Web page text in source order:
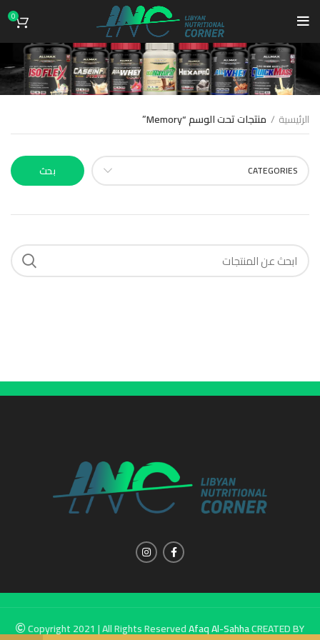
0
Memory
الرئيسية منتجات تحت الوسم “Memory”
CATEGORIES بحث
Copyright 2021 | All Rights ReservedAfaq Al-SahhaCREATED BY